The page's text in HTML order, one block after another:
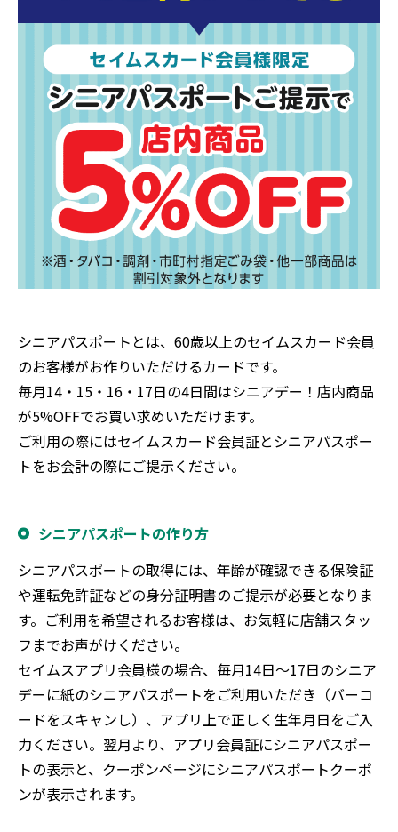
シニアパスポートとは、60歳以上のセイムスカード会員
のお客様がお作りいただけるカードです。
毎月14・15・16・17日の4日間はシニアデー！店内商品
が5%OFFでお買い求めいただけます。
ご利用の際にはセイムスカード会員証とシニアパスポー
トをお会計の際にご提示ください。
シニアパスポートの作り方
シニアパスポートの取得には、年齢が確認できる保険証
や運転免許証などの身分証明書のご提示が必要となりま
す。ご利用を希望されるお客様は、お気軽に店舗スタッ
フまでお声がけください。
セイムスアプリ会員様の場合、毎月14日～17日のシニア
デーに紙のシニアパスポートをご利用いただき（バーコ
ードをスキャンし）、アプリ上で正しく生年月日をご入
力ください。翌月より、アプリ会員証にシニアパスポー
トの表示と、クーポンページにシニアパスポートクーポ
ンが表示されます。